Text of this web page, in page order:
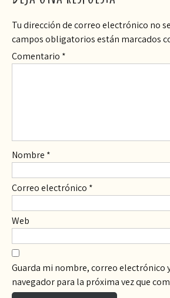
Tu dirección de correo electrónico no
campos obligatorios están marcados
Comentario *
Nombre *
Correo electrónico *
Web
Guarda mi nombre, correo electrónico
navegador para la próxima vez que